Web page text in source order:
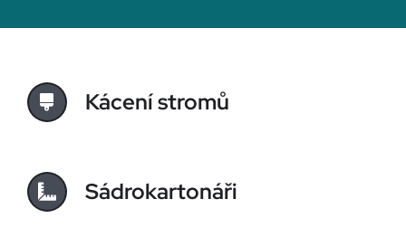
Kácení stromů
Sádrokartonáři